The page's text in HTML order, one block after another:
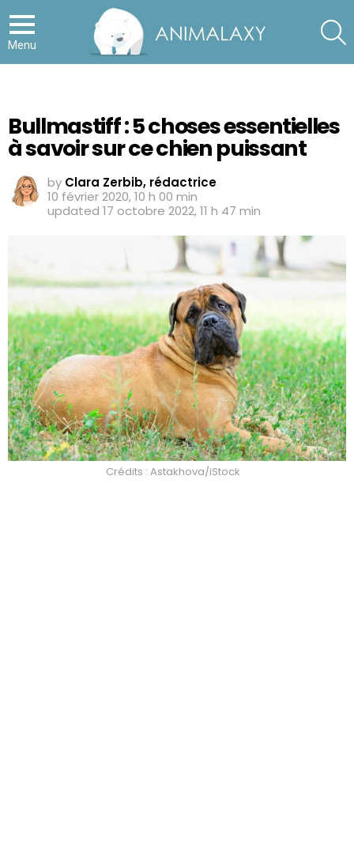
Menu
Bullmastiff : 5 choses essentielles
à savoir sur ce chien puissant
by Clara Zerbib, rédactrice
10 février 2020, 10 h 00 min
updated 17 octobre 2022, 11 h 47 min
Crédits : Astakhova/iStock